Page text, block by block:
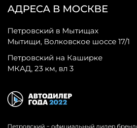
АДРЕСА В МОСКВЕ
Петровский в Мытищах
Мытищи, Волковское шоссе 17/1
Петровский на Каширке
МКАД, 23 км, вл 3
Петровский − официальный дилер